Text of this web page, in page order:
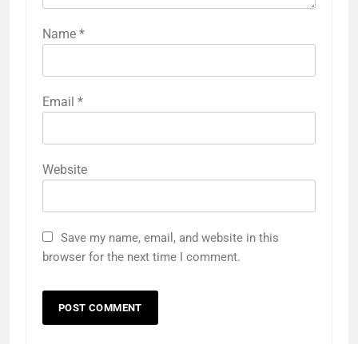
Name *
Email *
Website
Save my name, email, and website in this
browser for the next time I comment.